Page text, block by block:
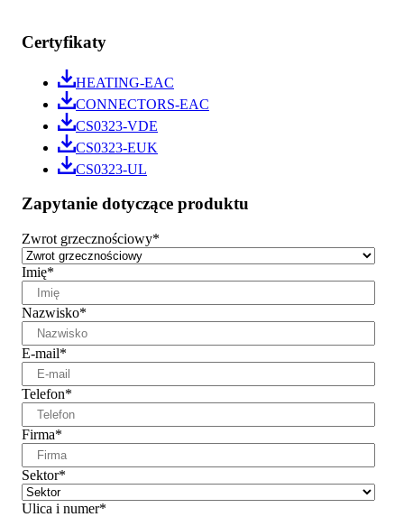
Certyfikaty
HEATING-EAC
CONNECTORS-EAC
CS0323-VDE
CS0323-EUK
CS0323-UL
Zapytanie dotyczące produktu
Zwrot grzecznościowy*
Imię*
Nazwisko*
E-mail*
Telefon*
Firma*
Sektor*
Ulica i numer*